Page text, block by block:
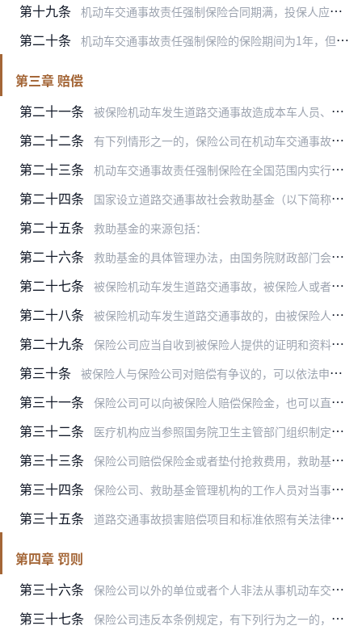
第十九条 机动车交通事故责任强制保险合同期满，投保人应当及时续保，并提供上一年度的保险单。
第二十条 机动车交通事故责任强制保险的保险期间为1年，但有下列情形之一的，投保人可以投保短期机动车交通事故责任强制保险：
第三章 赔偿
第二十一条
被保险机动车发生道路交通事故造成本车人员、被保险人以外的受害人人身伤亡、财产损失的，由保险公司依法在机动车交通事故责任强制保险责任限额范围内予以赔偿。
第二十二条 有下列情形之一的，保险公司在机动车交通事故责任强制保险责任限额范围内垫付抢救费用，并有权向致害人追偿：
第二十三条 机动车交通事故责任强制保险在全国范围内实行统一的责任限额。责任限额分为死亡伤残赔偿限额、医疗费用赔偿限额、财产损失赔偿限额以及被保险人在道路交通事故中无责任的赔…
第二十四条 国家设立道路交通事故社会救助基金（以下简称救助基金）。有下列情形之一时，道路交通事故中受害人人身伤亡的丧葬费用、部分或者全部抢救费用，由救助基金先行垫付，救助基…
第二十五条 救助基金的来源包括：
第二十六条 救助基金的具体管理办法，由国务院财政部门会同国务院保险监督管理机构、国务院公安部门、国务院卫生主管部门、国务院农业主管部门制定试行。
第二十七条 被保险机动车发生道路交通事故，被保险人或者受害人通知保险公司的，保险公司应当立即给予答复，告知被保险人或者受害人具体的赔偿程序等有关事项。
第二十八条 被保险机动车发生道路交通事故的，由被保险人向保险公司申请赔偿保险金。保险公司应当自收到赔偿申请之日起1日内，书面告知被保险人需要向保险公司提供的与赔偿有关的证明…
第二十九条 保险公司应当自收到被保险人提供的证明和资料之日起5日内，对是否属于保险责任作出核定，并将结果通知被保险人；对不属于保险责任的，应当书面说明理由；对属于保险责任的…
第三十条 被保险人与保险公司对赔偿有争议的，可以依法申请仲裁或者向人民法院提起诉讼。
第三十一条 保险公司可以向被保险人赔偿保险金，也可以直接向受害人赔偿保险金。但是，因抢救受伤人员需要保险公司支付或者垫付抢救费用的，保险公司在接到公安机关交通管理部门通知后…
第三十二条 医疗机构应当参照国务院卫生主管部门组织制定的有关临床诊疗指南，抢救、治疗道路交通事故中的受伤人员。
第三十三条 保险公司赔偿保险金或者垫付抢救费用，救助基金管理机构垫付抢救费用，需要向有关部门、医疗机构核实有关情况的，有关部门、医疗机构应当予以配合。
第三十四条 保险公司、救助基金管理机构的工作人员对当事人的个人隐私应当保密。
第三十五条 道路交通事故损害赔偿项目和标准依照有关法律的规定执行。
第四章 罚则
第三十六条
保险公司以外的单位或者个人非法从事机动车交通事故责任强制保险业务的，由国务院保险监督管理机构予以取缔；构成犯罪的，依法追究刑事责任；尚不构成犯罪的，由国务院保险…
第三十七条 保险公司违反本条例规定，有下列行为之一的，由国务院保险监督管理机构责令改正，处5万元以上30万元以下罚款；情节严重的，可以限制业务范围、责令停止接受新业务或者吊…